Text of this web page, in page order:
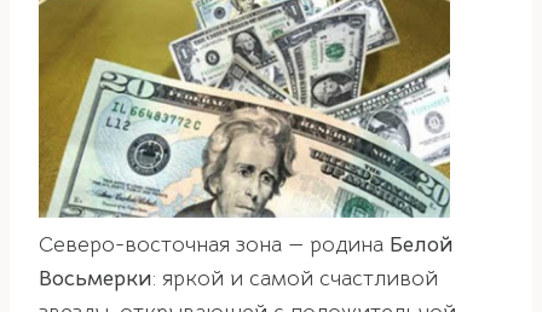
Северо-восточная зона — родина Белой
Восьмерки: яркой и самой счастливой